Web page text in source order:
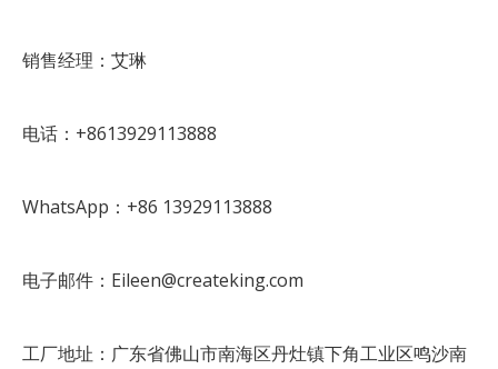
销售经理：艾琳
电话：+8613929113888
WhatsApp：+86 13929113888
电子邮件：Eileen@createking.com
工厂地址：广东省佛山市南海区丹灶镇下角工业区鸣沙南